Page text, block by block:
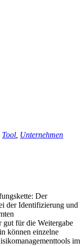
Tool Unternehmen
Der
der Identifizierung und
gut für die Weitergabe
können einzelne
im